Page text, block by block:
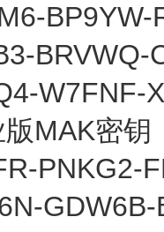
BRVWQ-
W7FNF-
MAK密钥
PNKG2-